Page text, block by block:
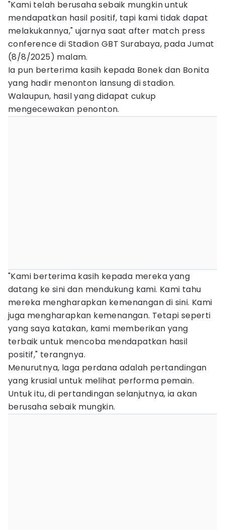
"Kami telah berusaha sebaik mungkin untuk
mendapatkan hasil positif, tapi kami tidak dapat
melakukannya," ujarnya saat after match press
conference di Stadion GBT Surabaya, pada Jumat
(8/8/2025) malam.
Ia pun berterima kasih kepada Bonek dan Bonita
yang hadir menonton lansung di stadion.
Walaupun, hasil yang didapat cukup
mengecewakan penonton.
"Kami berterima kasih kepada mereka yang
datang ke sini dan mendukung kami. Kami tahu
mereka mengharapkan kemenangan di sini. Kami
juga mengharapkan kemenangan. Tetapi seperti
yang saya katakan, kami memberikan yang
terbaik untuk mencoba mendapatkan hasil
positif," terangnya.
Menurutnya, laga perdana adalah pertandingan
yang krusial untuk melihat performa pemain.
Untuk itu, di pertandingan selanjutnya, ia akan
berusaha sebaik mungkin.